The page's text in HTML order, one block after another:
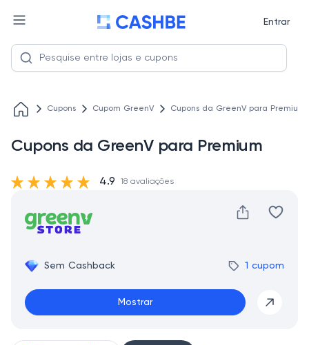
Entrar
Cupons Cupom GreenV Cupons da GreenV para Premium
Cupons da GreenV para Premium
Sem Cashback 1 cupom
Mostrar
4.9 18 avaliações